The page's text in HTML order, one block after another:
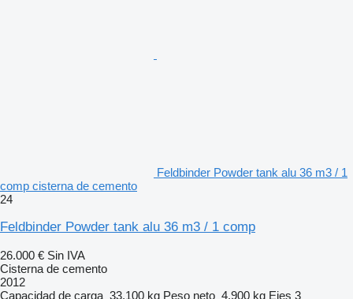
Feldbinder Powder tank alu 36 m3 / 1
comp cisterna de cemento
24
Feldbinder Powder tank alu 36 m3 / 1 comp
26.000 € Sin IVA
Cisterna de cemento
2012
Capacidad de carga 33.100 kg Peso neto 4.900 kg Ejes 3